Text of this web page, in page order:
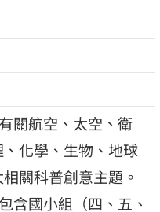
關航空、太空、衛
化學、生物、地球
關科普創意主題。
含國小組（四、五、